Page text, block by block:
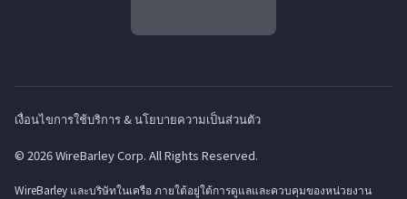
เงื่อนไขการใช้บริการ & นโยบายความเป็นส่วนตัว
© 2026 WireBarley Corp. All Rights Reserved.
WireBarley และบริษัทในเครือ ภายใต้อยู่ใต้การดูแลและควบคุมของหน่วยงาน